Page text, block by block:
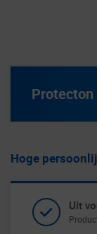
Protecton
Hoge
Uit